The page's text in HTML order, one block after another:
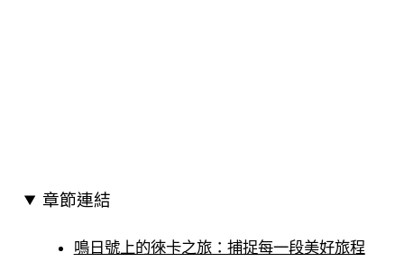
章節連結
鳴日號上的徠卡之旅：捕捉每一段美好旅程